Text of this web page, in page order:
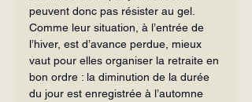
peuvent donc pas résister au gel.
Comme leur situation, à l’entrée de
l’hiver, est d’avance perdue, mieux
vaut pour elles organiser la retraite en
bon ordre : la diminution de la durée
du jour est enregistrée à l’automne